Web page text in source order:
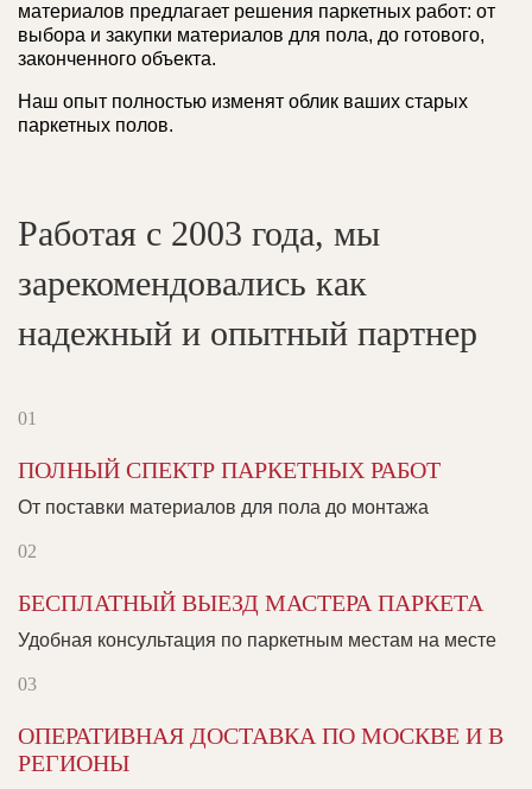
материалов предлагает решения паркетных работ: от
выбора и закупки материалов для пола, до готового,
законченного объекта.
Наш опыт полностью изменят облик ваших старых
паркетных полов.
Работая с 2003 года, мы
зарекомендовались как
надежный и опытный партнер
ПОЛНЫЙ СПЕКТР ПАРКЕТНЫХ РАБОТ
От поставки материалов для пола до монтажа
БЕСПЛАТНЫЙ ВЫЕЗД МАСТЕРА ПАРКЕТА
Удобная консультация по паркетным местам на месте
ОПЕРАТИВНАЯ ДОСТАВКА ПО МОСКВЕ И В
РЕГИОНЫ